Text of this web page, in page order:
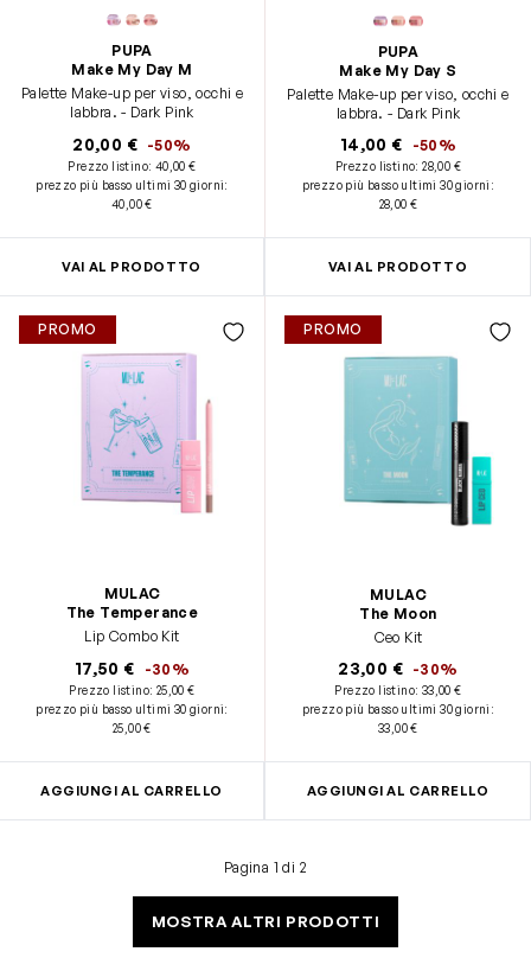
PUPA
Make My Day M
Palette Make-up per viso, occhi e
labbra. - Dark Pink
20,00 € -50%
Prezzo listino: 40,00 €
prezzo più basso ultimi 30 giorni:
40,00 €
VAI AL PRODOTTO
PUPA
Make My Day S
Palette Make-up per viso, occhi e
labbra. - Dark Pink
14,00 € -50%
Prezzo listino:28,00 €
prezzo più basso ultimi 30 giorni :
28,00 €
VAI AL PRODOTTO
PROMO
MULAC
The Temperance
Lip Combo Kit
17,50 € -30%
Prezzo listino: 25,00 €
prezzo più basso ultimi 30 giorni:
25,00 €
AGGIUNGI AL CARRELLO
PROMO
MULAC
The Moon
Ceo Kit
23,00 € -30%
Prezzo listino: 33,00 €
prezzo più basso ultimi 30 giorni :
33,00 €
AGGIUNGI AL CARRELLO
Pagina 1 di 2
MOSTRA ALTRI PRODOTTI